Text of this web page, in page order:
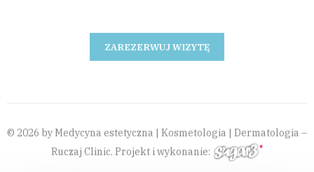
ZAREZERWUJ WIZYTĘ
© 2026 by Medycyna estetyczna | Kosmetologia | Dermatologia –
Ruczaj Clinic. Projekt i wykonanie: